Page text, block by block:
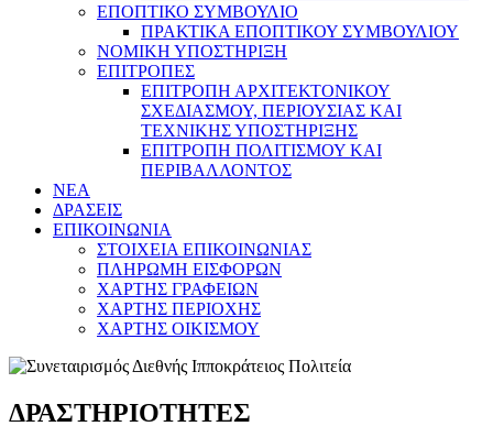
ΕΠΟΠΤΙΚΟ ΣΥΜΒΟΥΛΙΟ
ΠΡΑΚΤΙΚΑ ΕΠΟΠΤΙΚΟΥ ΣΥΜΒΟΥΛΙΟΥ
ΝΟΜΙΚΗ ΥΠΟΣΤΗΡΙΞΗ
ΕΠΙΤΡΟΠΕΣ
ΕΠΙΤΡΟΠΗ ΑΡΧΙΤΕΚΤΟΝΙΚΟΥ
ΣΧΕΔΙΑΣΜΟΥ, ΠΕΡΙΟΥΣΙΑΣ ΚΑΙ
ΤΕΧΝΙΚΗΣ ΥΠΟΣΤΗΡΙΞΗΣ
ΕΠΙΤΡΟΠΗ ΠΟΛΙΤΙΣΜΟΥ ΚΑΙ
ΠΕΡΙΒΑΛΛΟΝΤΟΣ
NEA
ΔΡΑΣΕΙΣ
ΕΠΙΚΟΙΝΩΝΙΑ
ΣΤΟΙΧΕΙΑ ΕΠΙΚΟΙΝΩΝΙΑΣ
ΠΛΗΡΩΜΗ ΕΙΣΦΟΡΩΝ
ΧΑΡΤΗΣ ΓΡΑΦΕΙΩΝ
ΧΑΡΤΗΣ ΠΕΡΙΟΧΗΣ
ΧΑΡΤΗΣ ΟΙΚΙΣΜΟΥ
ΔΡΑΣΤΗΡΙΟΤΗΤΕΣ